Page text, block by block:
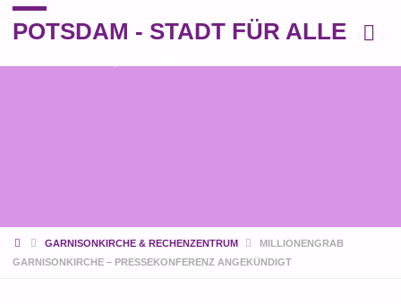
POTSDAM - STADT FÜR ALLE
STARTGARNISONKIRCHE & RECHENZENTRUM
MILLIONENGRAB
GARNISONKIRCHE – PRESSEKONFERENZ ANGEKÜNDIGT